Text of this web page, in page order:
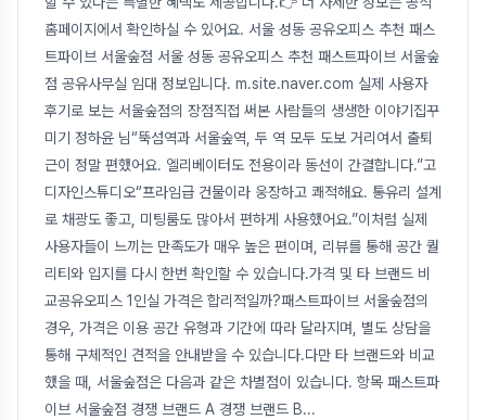
홈페이지에서 확인하실 수 있어요. 서울 성동 공유오피스 추천 패스
트파이브 서울숲점 서울 성동 공유오피스 추천 패스트파이브 서울숲
점 공유사무실 임대 정보입니다. m.site.naver.com 실제 사용자
후기로 보는 서울숲점의 장점직접 써본 사람들의 생생한 이야기집꾸
미기 정하윤 님“뚝섬역과 서울숲역, 두 역 모두 도보 거리여서 출퇴
근이 정말 편했어요. 엘리베이터도 전용이라 동선이 간결합니다.”고
디자인스튜디오“프라임급 건물이라 웅장하고 쾌적해요. 통유리 설계
로 채광도 좋고, 미팅룸도 많아서 편하게 사용했어요.”이처럼 실제
사용자들이 느끼는 만족도가 매우 높은 편이며, 리뷰를 통해 공간 퀄
리티와 입지를 다시 한번 확인할 수 있습니다.가격 및 타 브랜드 비
교공유오피스 1인실 가격은 합리적일까?패스트파이브 서울숲점의
경우, 가격은 이용 공간 유형과 기간에 따라 달라지며, 별도 상담을
통해 구체적인 견적을 안내받을 수 있습니다.다만 타 브랜드와 비교
했을 때, 서울숲점은 다음과 같은 차별점이 있습니다. 항목 패스트파
이브 서울숲점 경쟁 브랜드 A 경쟁 브랜드 B...